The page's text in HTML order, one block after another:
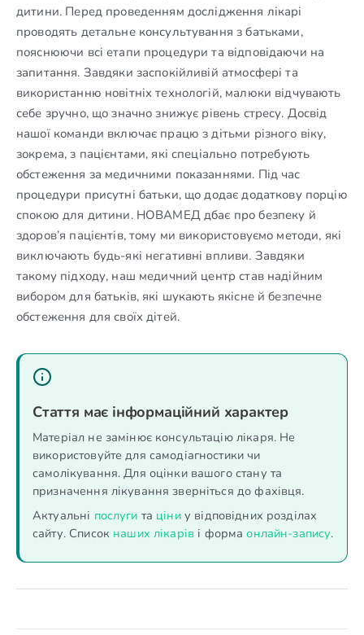
дитини. Перед проведенням дослідження лікарі
проводять детальне консультування з батьками,
пояснюючи всі етапи процедури та відповідаючи на
запитання. Завдяки заспокійливій атмосфері та
використанню новітніх технологій, малюки відчувають
себе зручно, що значно знижує рівень стресу. Досвід
нашої команди включає працю з дітьми різного віку,
зокрема, з пацієнтами, які спеціально потребують
обстеження за медичними показаннями. Під час
процедури присутні батьки, що додає додаткову порцію
спокою для дитини. НОВАМЕД дбає про безпеку й
здоров’я пацієнтів, тому ми використовуємо методи, які
виключають будь-які негативні впливи. Завдяки
такому підходу, наш медичний центр став надійним
вибором для батьків, які шукають якісне й безпечне
обстеження для своїх дітей.
Стаття має інформаційний характер
Матеріал не замінює консультацію лікаря. Не
використовуйте для самодіагностики чи
самолікування. Для оцінки вашого стану та
призначення лікування зверніться до фахівця.
Актуальні послуги та ціниу відповідних розділах
сайту. Список наших лікарів і формаонлайн-запису.